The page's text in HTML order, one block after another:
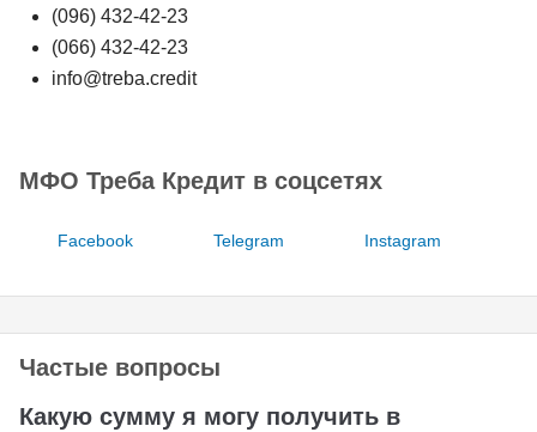
(096) 432-42-23
(066) 432-42-23
info@treba.credit
МФО Треба Кредит в соцсетях
Facebook Telegram Instagram
Частые вопросы
Какую сумму я могу получить в